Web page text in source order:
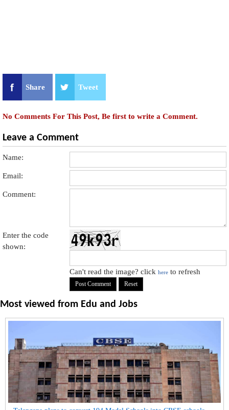
Share Tweet
No Comments For This Post, Be first to write a Comment.
Leave a Comment
Name:
Email:
Comment:
Enter the code
shown:
Can't read the image? clickhere to refresh
Most viewed from Edu and Jobs